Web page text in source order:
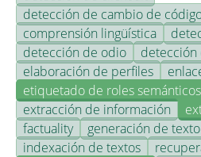
detección de cambio de
comprensión lingüística
detección de odio
detección
elaboración de perfiles
etiquetado de roles semánticos
extracción de información
factuality
generación de texto
indexación de textos